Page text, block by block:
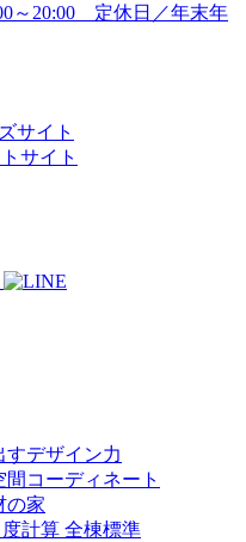
～20:00 定休日／年末年
サイト
サイト
デザイン力
コーディネート
の家
計算 全棟標準